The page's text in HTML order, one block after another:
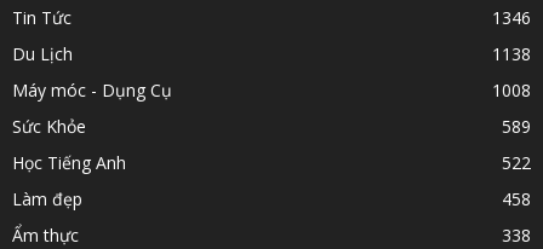
Tin Tức
1346
Du Lịch
1138
Máy móc - Dụng Cụ
1008
Sức Khỏe
589
Học Tiếng Anh
522
Làm đẹp
458
Ẩm thực
338